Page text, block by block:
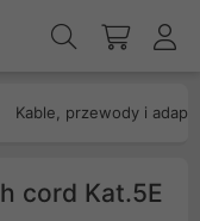
Kable, przewody i
cord Kat.5E